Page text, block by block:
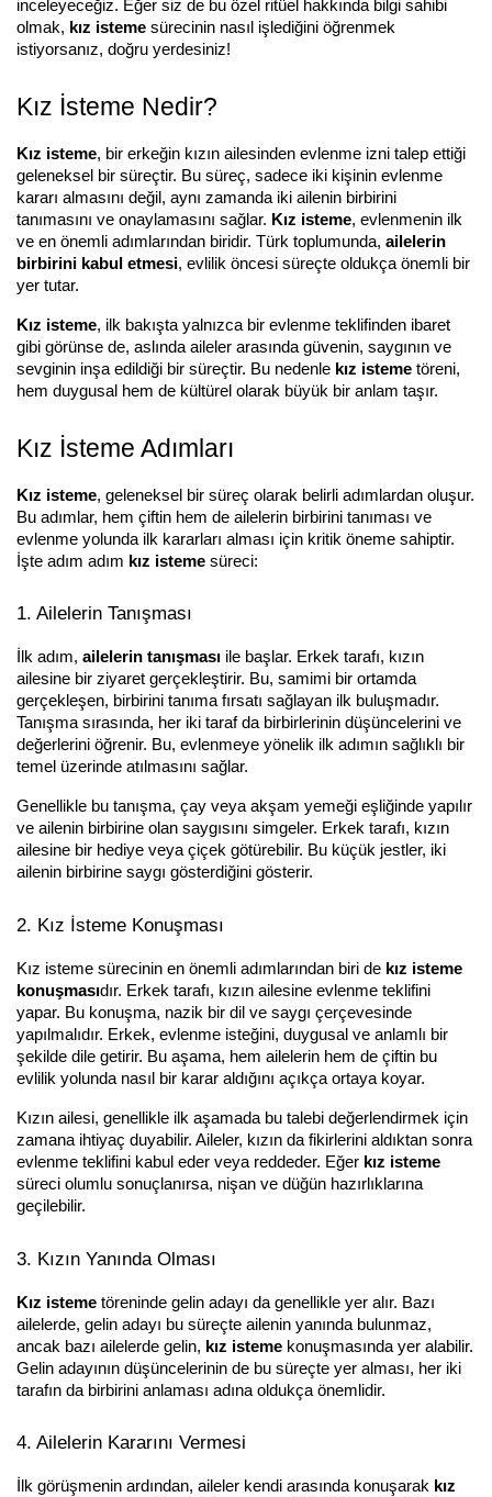
inceleyeceğiz. Eğer siz de bu özel ritüel hakkında bilgi sahibi
olmak, kız isteme sürecinin nasıl işlediğini öğrenmek
istiyorsanız, doğru yerdesiniz!
Kız İsteme Nedir?
Kız isteme, bir erkeğin kızın ailesinden evlenme izni talep ettiği
geleneksel bir süreçtir. Bu süreç, sadece iki kişinin evlenme
kararı almasını değil, aynı zamanda iki ailenin birbirini
tanımasını ve onaylamasını sağlar. Kız isteme, evlenmenin ilk
ve en önemli adımlarından biridir. Türk toplumunda, ailelerin
birbirini kabul etmesi, evlilik öncesi süreçte oldukça önemli bir
yer tutar.
Kız isteme, ilk bakışta yalnızca bir evlenme teklifinden ibaret
gibi görünse de, aslında aileler arasında güvenin, saygının ve
sevginin inşa edildiği bir süreçtir. Bu nedenle kız isteme töreni,
hem duygusal hem de kültürel olarak büyük bir anlam taşır.
Kız İsteme Adımları
Kız isteme, geleneksel bir süreç olarak belirli adımlardan oluşur.
Bu adımlar, hem çiftin hem de ailelerin birbirini tanıması ve
evlenme yolunda ilk kararları alması için kritik öneme sahiptir.
İşte adım adım kız isteme süreci:
1. Ailelerin Tanışması
İlk adım, ailelerin tanışması ile başlar. Erkek tarafı, kızın
ailesine bir ziyaret gerçekleştirir. Bu, samimi bir ortamda
gerçekleşen, birbirini tanıma fırsatı sağlayan ilk buluşmadır.
Tanışma sırasında, her iki taraf da birbirlerinin düşüncelerini ve
değerlerini öğrenir. Bu, evlenmeye yönelik ilk adımın sağlıklı bir
temel üzerinde atılmasını sağlar.
Genellikle bu tanışma, çay veya akşam yemeği eşliğinde yapılır
ve ailenin birbirine olan saygısını simgeler. Erkek tarafı, kızın
ailesine bir hediye veya çiçek götürebilir. Bu küçük jestler, iki
ailenin birbirine saygı gösterdiğini gösterir.
2. Kız İsteme Konuşması
Kız isteme sürecinin en önemli adımlarından biri de kız isteme
konuşmasıdır. Erkek tarafı, kızın ailesine evlenme teklifini
yapar. Bu konuşma, nazik bir dil ve saygı çerçevesinde
yapılmalıdır. Erkek, evlenme isteğini, duygusal ve anlamlı bir
şekilde dile getirir. Bu aşama, hem ailelerin hem de çiftin bu
evlilik yolunda nasıl bir karar aldığını açıkça ortaya koyar.
Kızın ailesi, genellikle ilk aşamada bu talebi değerlendirmek için
zamana ihtiyaç duyabilir. Aileler, kızın da fikirlerini aldıktan sonra
evlenme teklifini kabul eder veya reddeder. Eğer kız isteme
süreci olumlu sonuçlanırsa, nişan ve düğün hazırlıklarına
geçilebilir.
3. Kızın Yanında Olması
Kız isteme töreninde gelin adayı da genellikle yer alır. Bazı
ailelerde, gelin adayı bu süreçte ailenin yanında bulunmaz,
ancak bazı ailelerde gelin, kız isteme konuşmasında yer alabilir.
Gelin adayının düşüncelerinin de bu süreçte yer alması, her iki
tarafın da birbirini anlaması adına oldukça önemlidir.
4. Ailelerin Kararını Vermesi
İlk görüşmenin ardından, aileler kendi arasında konuşarak kız
Tv
Üniteleri/Sehpaları
Orta Puflar
Oturma Odası
Puf Modelleri
Puf Modelleri
Genç Odası
Baza
Çalışma Masası
Duvar Rafı
Kitaplık
Oyun ve Aktivite
Masa Setleri
Duvar Rafı
Tablo